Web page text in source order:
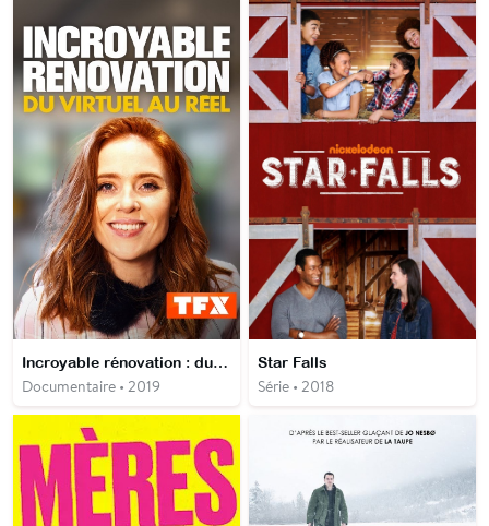
Incroyable rénovation : du virtuel au réel
Documentaire • 2019
Star Falls
Série • 2018